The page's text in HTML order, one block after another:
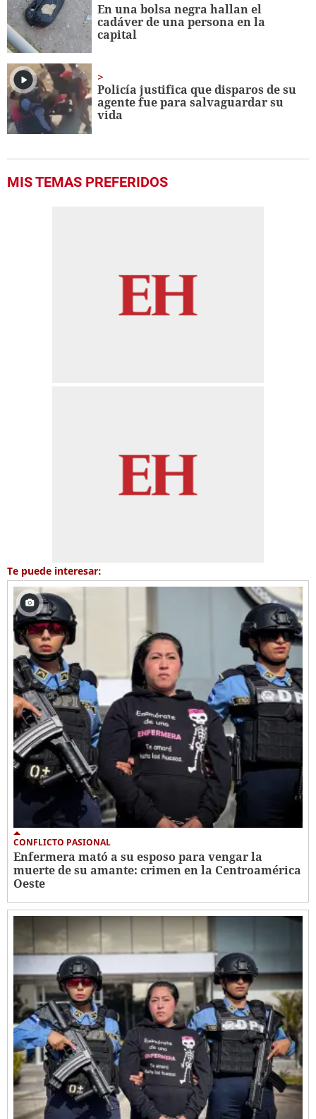
En una bolsa negra hallan el
cadáver de una persona en la
capital
Policía justifica que disparos de su
agente fue para salvaguardar su
vida
MIS TEMAS PREFERIDOS
Te puede interesar:
CONFLICTO PASIONAL
Enfermera mató a su esposo para vengar la
muerte de su amante: crimen en la Centroamérica
Oeste